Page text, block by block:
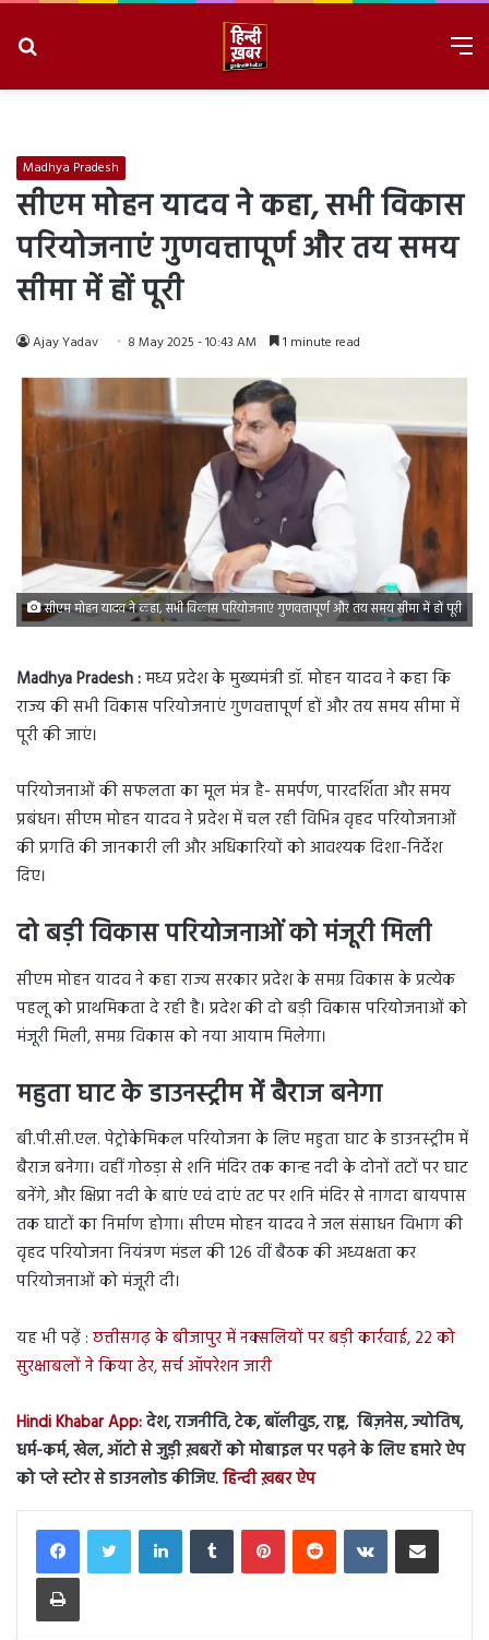
Madhya Pradesh
सीएम मोहन यादव ने कहा, सभी विकास
परियोजनाएं गुणवत्तापूर्ण और तय समय
सीमा में हों पूरी
Ajay Yadav 8 May 2025 - 10:43 AM 1 minute read
सीएम मोहन यादव ने कहा, सभी विकास परियोजनाएं गुणवत्तापूर्ण और तय समय सीमा में हों पूरी
Madhya Pradesh :मध्य प्रदेश के मुख्यमंत्री डॉ. मोहन यादव ने कहा कि
राज्य की सभी विकास परियोजनाएं गुणवत्तापूर्ण हों और तय समय सीमा में
पूरी की जाएं।
परियोजनाओं की सफलता का मूल मंत्र है- समर्पण, पारदर्शिता और समय
प्रबंधन। सीएम मोहन यादव ने प्रदेश में चल रही विभिन्न वृहद परियोजनाओं
की प्रगति की जानकारी ली और अधिकारियों को आवश्यक दिशा-निर्देश
दिए।
दो बड़ी विकास परियोजनाओं को मंजूरी मिली
सीएम मोहन यादव ने कहा राज्य सरकार प्रदेश के समग्र विकास के प्रत्येक
पहलू को प्राथमिकता दे रही है। प्रदेश की दो बड़ी विकास परियोजनाओं को
मंजूरी मिली, समग्र विकास को नया आयाम मिलेगा।
महुता घाट के डाउनस्ट्रीम में बैराज बनेगा
बी.पी.सी.एल. पेट्रोकेमिकल परियोजना के लिए महुता घाट के डाउनस्ट्रीम में
बैराज बनेगा। वहीं गोठड़ा से शनि मंदिर तक कान्ह नदी के दोनों तटों पर घाट
बनेंगे, और क्षिप्रा नदी के बाएं एवं दाएं तट पर शनि मंदिर से नागदा बायपास
तक घाटों का निर्माण होगा। सीएम मोहन यादव ने जल संसाधन विभाग की
वृहद परियोजना नियंत्रण मंडल की 126 वीं बैठक की अध्यक्षता कर
परियोजनाओं को मंजूरी दी।
यह भी पढ़ें : छत्तीसगढ़ के बीजापुर में नक्सलियों पर बड़ी कार्रवाई, 22 को
सुरक्षाबलों ने किया ढेर, सर्च ऑपरेशन जारी
Hindi Khabar App:देश, राजनीति, टेक, बॉलीवुड, राष्ट्र, बिज़नेस, ज्योतिष,
धर्म-कर्म, खेल, ऑटो से जुड़ी ख़बरों को मोबाइल पर पढ़ने के लिए हमारे ऐप
को प्ले स्टोर से डाउनलोड कीजिए.हिन्दी ख़बर ऐप
LinkedInTumblr PinterestReddit VKontakteShare via Email
Print